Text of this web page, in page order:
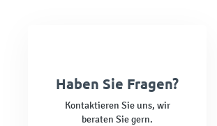
Haben Sie Fragen?
Kontaktieren Sie uns, wir
beraten Sie gern.